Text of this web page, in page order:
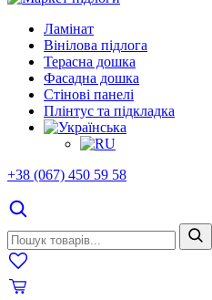
Ламінат
Вінілова підлога
Терасна дошка
Фасадна дошка
Стінові панелі
Плінтус та підкладка
+38 (067) 450 59 58